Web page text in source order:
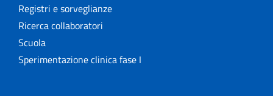
Registri e sorveglianze
Ricerca collaboratori
Scuola
Sperimentazione clinica fase I